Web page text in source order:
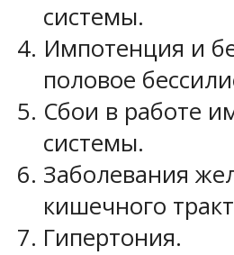
системы.
Импотенция и
половое
Сбои в работе
системы.
Заболевания
кишечного
Гипертония.